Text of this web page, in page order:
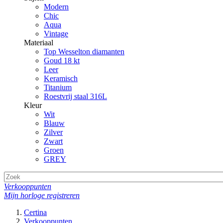
Modern
Chic
Aqua
Vintage
Materiaal
Top Wesselton diamanten
Goud 18 kt
Leer
Keramisch
Titanium
Roestvrij staal 316L
Kleur
Wit
Blauw
Zilver
Zwart
Groen
GREY
Verkooppunten
Mijn horloge registreren
Certina
Verkooppunten